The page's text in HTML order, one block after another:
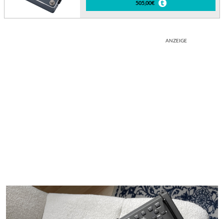
505,00€
ANZEIGE